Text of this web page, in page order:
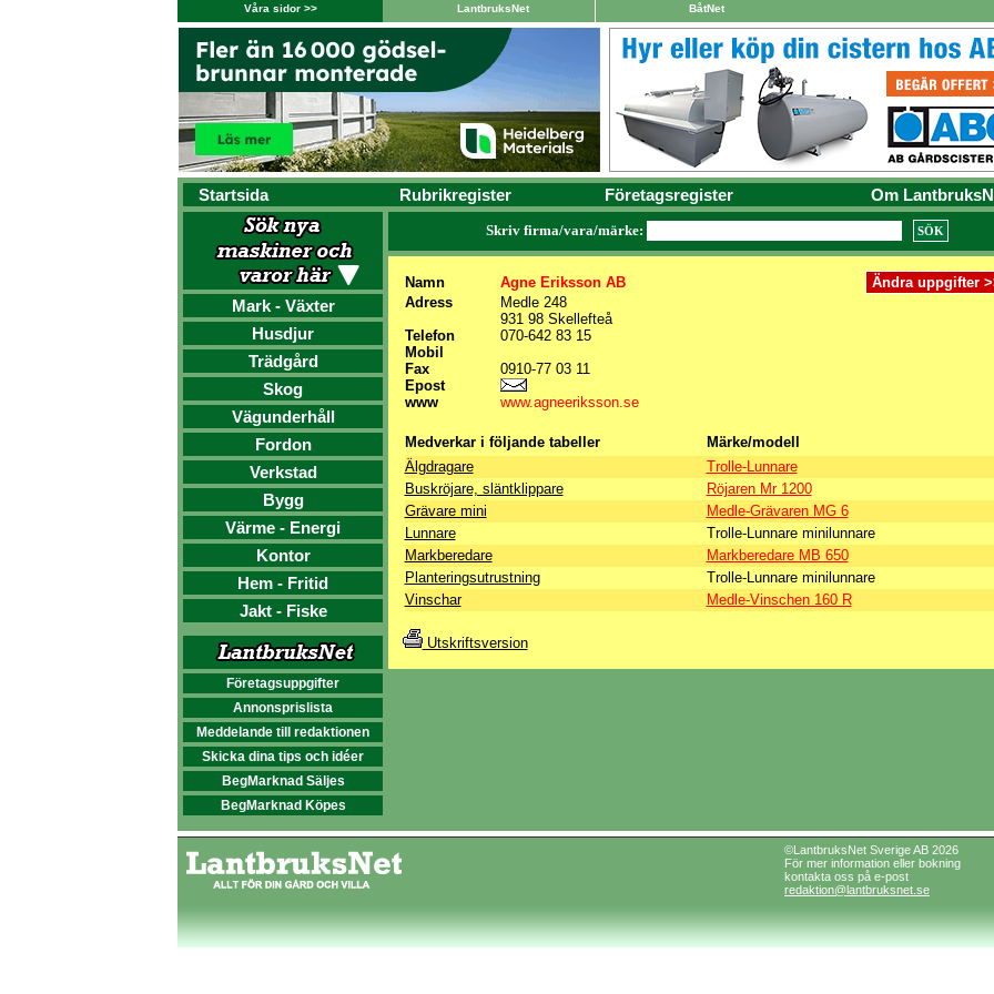
Våra sidor >> LantbruksNet BåtNet
Startsida Rubrikregister Företagsregister Om
Mark - Växter
Husdjur
Trädgård
Skog
Vägunderhåll
Fordon
Verkstad
Bygg
Värme - Energi
Kontor
Hem - Fritid
Jakt - Fiske
Företagsuppgifter
Annonsprislista
Meddelande till redaktionen
Skicka dina tips och idéer
BegMarknad Säljes
BegMarknad Köpes
Skriv firma/vara/märke:
Namn
Agne Eriksson AB
Adress
Medle 248
931 98 Skellefteå
Telefon
070-642 83 15
Mobil
Fax
0910-77 03 11
Epost
www
www.agneeriksson.se
Medverkar i följande tabeller
Märke/modell
Älgdragare
Trolle-Lunnare
Buskröjare, släntklippare
Röjaren Mr 1200
Grävare mini
Medle-Grävaren MG 6
Lunnare
Trolle-Lunnare minilunnare
Markberedare
Markberedare MB 650
Planteringsutrustning
Trolle-Lunnare minilunnare
Vinschar
Medle-Vinschen 160 R
Utskriftsversion
©LantbruksNet Sverige AB 2026
För mer information eller bokning
kontakta oss på e-post
redaktion@lantbruksnet.se